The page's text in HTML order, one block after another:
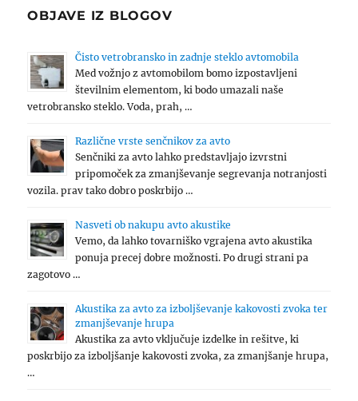
OBJAVE IZ BLOGOV
Čisto vetrobransko in zadnje steklo avtomobila
Med vožnjo z avtomobilom bomo izpostavljeni
številnim elementom, ki bodo umazali naše
vetrobransko steklo. Voda, prah, …
Različne vrste senčnikov za avto
Senčniki za avto lahko predstavljajo izvrstni
pripomoček za zmanjševanje segrevanja notranjosti
vozila. prav tako dobro poskrbijo …
Nasveti ob nakupu avto akustike
Vemo, da lahko tovarniško vgrajena avto akustika
ponuja precej dobre možnosti. Po drugi strani pa
zagotovo …
Akustika za avto za izboljševanje kakovosti zvoka ter
zmanjševanje hrupa
Akustika za avto vključuje izdelke in rešitve, ki
poskrbijo za izboljšanje kakovosti zvoka, za zmanjšanje hrupa,
…